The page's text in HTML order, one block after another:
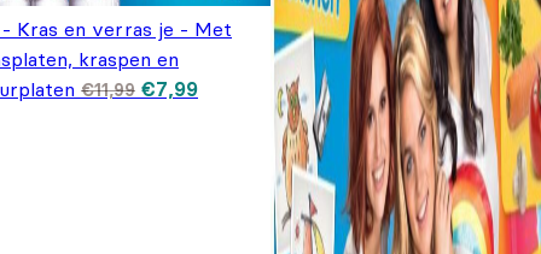
Kras en verras je - Met
kraspen en
€11,99 Oorspronkelijke prijs was: €11,99.
€7,99Huidige prijs is: €7,99.